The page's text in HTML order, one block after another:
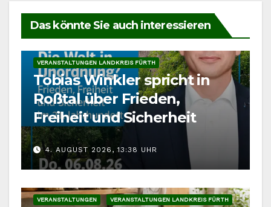
Das könnte Sie auch interessieren
VERANSTALTUNGEN LANDKREIS FÜRTH
Tobias Winkler spricht in
Roßtal über Frieden,
Freiheit und Sicherheit
4. AUGUST 2026, 13:38 UHR
VERANSTALTUNGEN VERANSTALTUNGEN LANDKREIS FÜRTH